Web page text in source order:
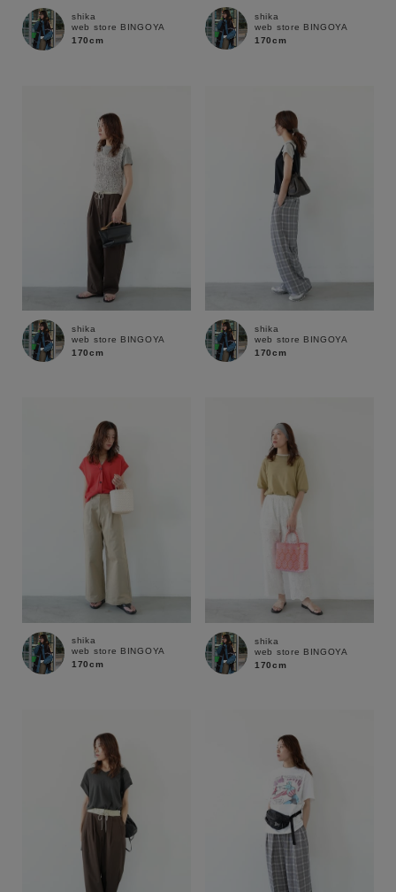
キーワード
MENS KIDS
ブランド
shika
web store BINGOYA
170cm
shika
web store BINGOYA
170cm
shika
web store BINGOYA
170cm
shika
web store BINGOYA
170cm
shika
web store BINGOYA
170cm
shika
web store BINGOYA
170cm